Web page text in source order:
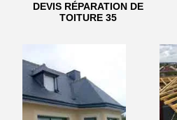
DEVIS RÉPARATION DE
TOITURE 35